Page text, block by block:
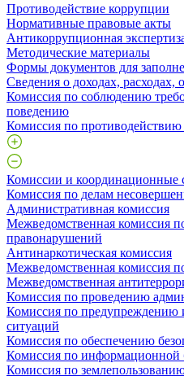
Противодействие коррупции
Нормативные правовые акты
Антикоррупционная
Методические материалы
Формы документов для
Сведения о доходах, расходах,
Комиссия по соблюдению
поведению
Комиссия по
Комиссии и координационные
Комиссия по делам
Административная комиссия
Межведомственная комиссия
правонарушений
Антинаркотическая комиссия
Межведомственная комиссия
Межведомственная
Комиссия по проведению
Комиссия по предупреждению
ситуаций
Комиссия по обеспечению
Комиссия по информационной
Комиссия по